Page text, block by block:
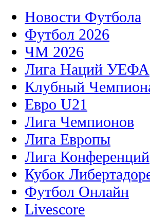
Новости Футбола
Футбол 2026
ЧМ 2026
Лига Наций УЕФА
Клубный
Евро U21
Лига Чемпионов
Лига Европы
Лига Конференций
Кубок
Футбол Онлайн
Livescore